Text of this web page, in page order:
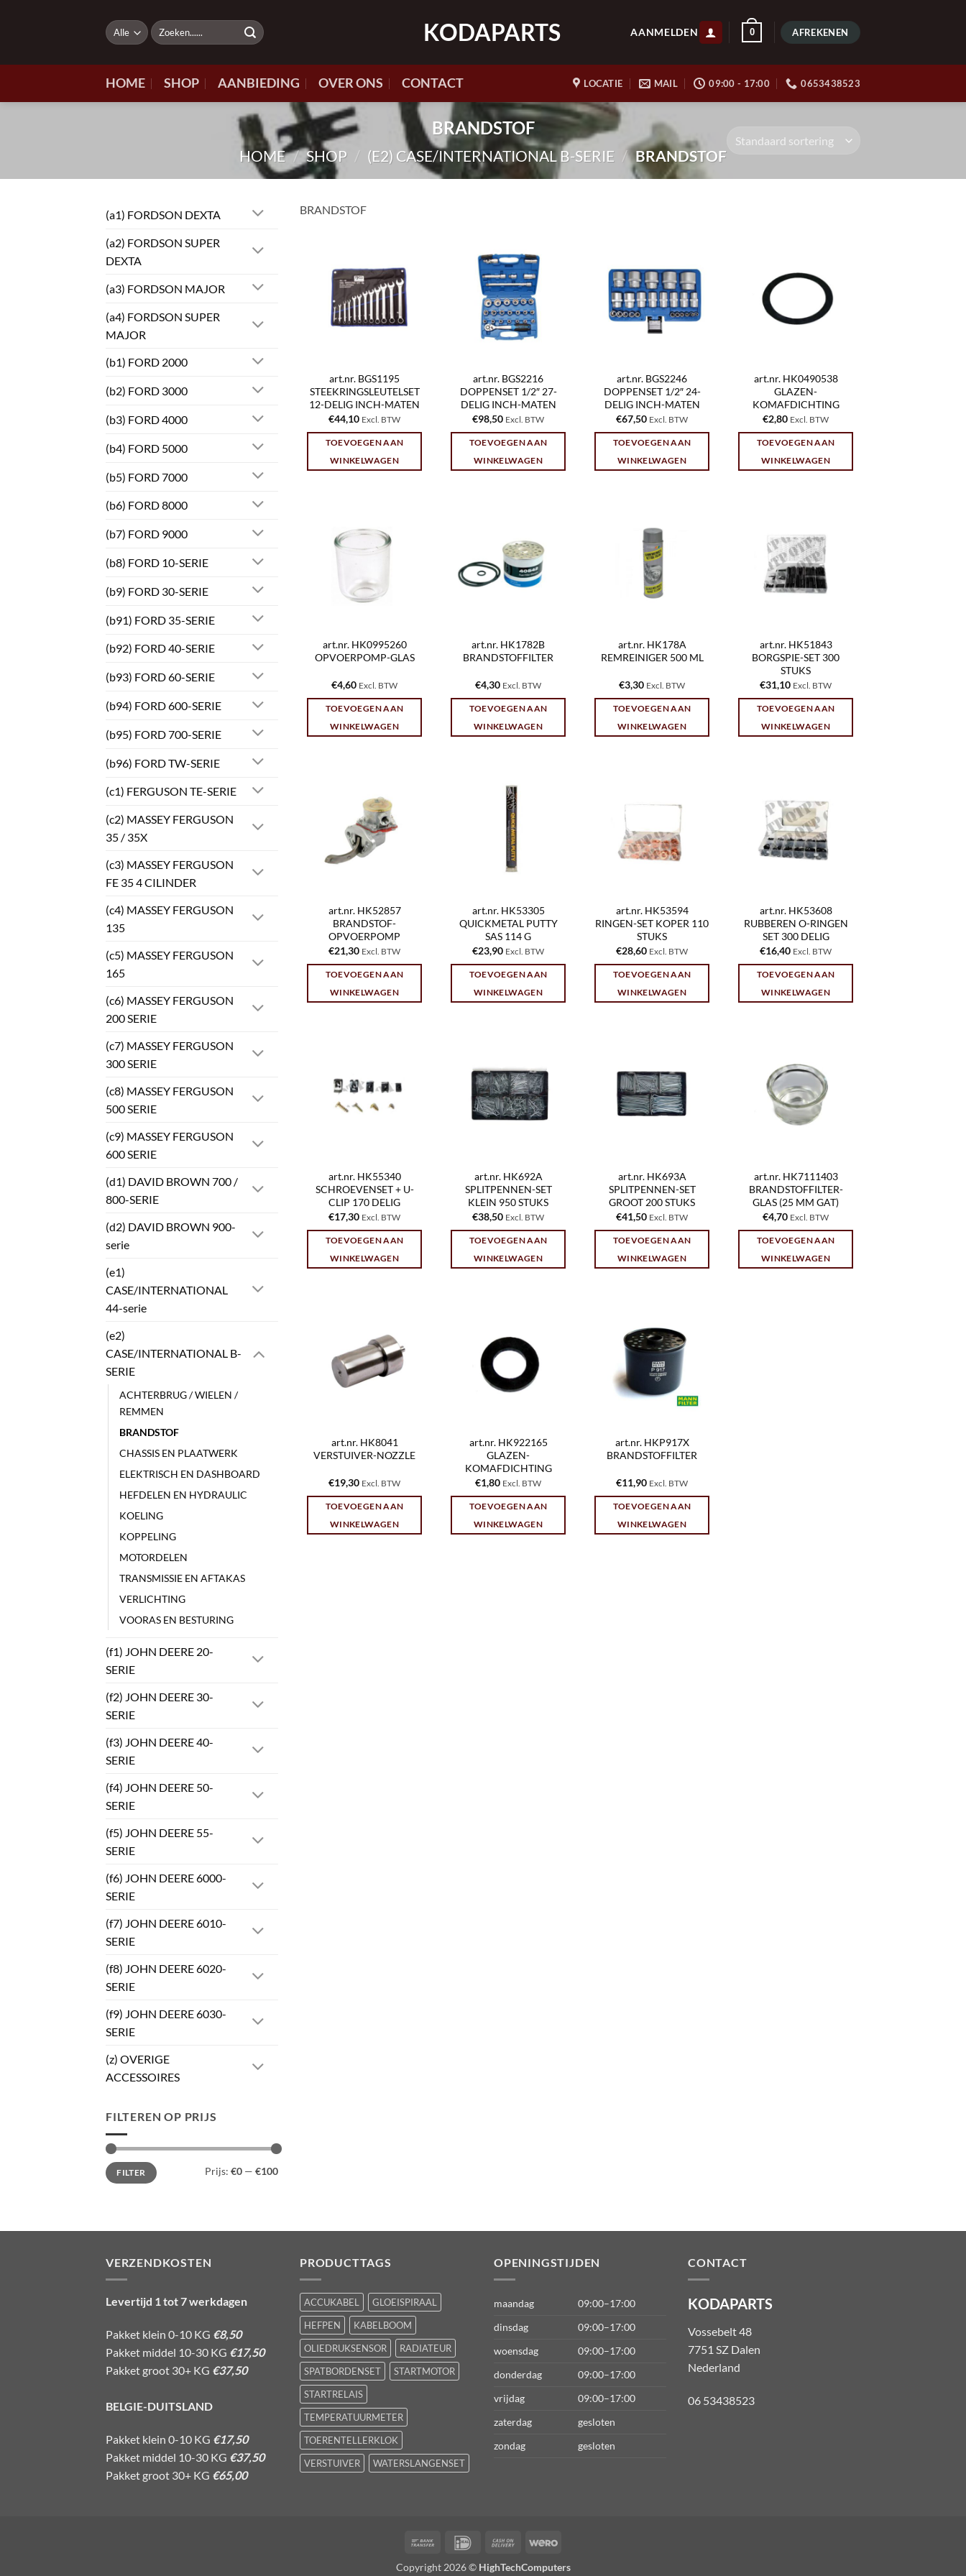
KODAPARTS
Zoeken
naar:
AANMELDEN 0 AFREKENEN
HOME SHOP AANBIEDING OVER ONS CONTACT LOCATIE MAIL 09:00 - 17:00 0653438523
BRANDSTOF
HOME / SHOP / (E2) CASE/INTERNATIONAL B-SERIE / BRANDSTOF
(a1) FORDSON DEXTA
(a2) FORDSON SUPER
DEXTA
(a3) FORDSON MAJOR
(a4) FORDSON SUPER
MAJOR
(b1) FORD 2000
(b2) FORD 3000
(b3) FORD 4000
(b4) FORD 5000
(b5) FORD 7000
(b6) FORD 8000
(b7) FORD 9000
(b8) FORD 10-SERIE
(b9) FORD 30-SERIE
(b91) FORD 35-SERIE
(b92) FORD 40-SERIE
(b93) FORD 60-SERIE
(b94) FORD 600-SERIE
(b95) FORD 700-SERIE
(b96) FORD TW-SERIE
(c1) FERGUSON TE-SERIE
(c2) MASSEY FERGUSON
35 / 35X
(c3) MASSEY FERGUSON
FE 35 4 CILINDER
(c4) MASSEY FERGUSON
135
(c5) MASSEY FERGUSON
165
(c6) MASSEY FERGUSON
200 SERIE
(c7) MASSEY FERGUSON
300 SERIE
(c8) MASSEY FERGUSON
500 SERIE
(c9) MASSEY FERGUSON
600 SERIE
(d1) DAVID BROWN 700 /
800-SERIE
(d2) DAVID BROWN 900-
serie
(e1)
CASE/INTERNATIONAL
44-serie
(e2)
CASE/INTERNATIONAL B-
SERIE
ACHTERBRUG / WIELEN /
REMMEN
BRANDSTOF
CHASSIS EN PLAATWERK
ELEKTRISCH EN DASHBOARD
HEFDELEN EN HYDRAULIC
KOELING
KOPPELING
MOTORDELEN
TRANSMISSIE EN AFTAKAS
VERLICHTING
VOORAS EN BESTURING
(f1) JOHN DEERE 20-
SERIE
(f2) JOHN DEERE 30-
SERIE
(f3) JOHN DEERE 40-
SERIE
(f4) JOHN DEERE 50-
SERIE
(f5) JOHN DEERE 55-
SERIE
(f6) JOHN DEERE 6000-
SERIE
(f7) JOHN DEERE 6010-
SERIE
(f8) JOHN DEERE 6020-
SERIE
(f9) JOHN DEERE 6030-
SERIE
(z) OVERIGE
ACCESSOIRES
FILTEREN OP PRIJS
Min.
prijs
Max.
prijsFILTER Prijs: €0 — €100
BRANDSTOF
art.nr. BGS1195
STEEKRINGSLEUTELSET
12-DELIG INCH-MATEN
€44,10 Excl. BTW
TOEVOEGEN AAN
WINKELWAGEN
art.nr. BGS2216
DOPPENSET 1/2″ 27-
DELIG INCH-MATEN
€98,50 Excl. BTW
TOEVOEGEN AAN
WINKELWAGEN
art.nr. BGS2246
DOPPENSET 1/2″ 24-
DELIG INCH-MATEN
€67,50 Excl. BTW
TOEVOEGEN AAN
WINKELWAGEN
art.nr. HK0490538
GLAZEN-
KOMAFDICHTING
€2,80 Excl. BTW
TOEVOEGEN AAN
WINKELWAGEN
art.nr. HK0995260
OPVOERPOMP-GLAS
€4,60 Excl. BTW
TOEVOEGEN AAN
WINKELWAGEN
art.nr. HK1782B
BRANDSTOFFILTER
€4,30 Excl. BTW
TOEVOEGEN AAN
WINKELWAGEN
art.nr. HK178A
REMREINIGER 500 ML
€3,30 Excl. BTW
TOEVOEGEN AAN
WINKELWAGEN
art.nr. HK51843
BORGSPIE-SET 300
STUKS
€31,10 Excl. BTW
TOEVOEGEN AAN
WINKELWAGEN
art.nr. HK52857
BRANDSTOF-
OPVOERPOMP
€21,30 Excl. BTW
TOEVOEGEN AAN
WINKELWAGEN
art.nr. HK53305
QUICKMETAL PUTTY
SAS 114 G
€23,90 Excl. BTW
TOEVOEGEN AAN
WINKELWAGEN
art.nr. HK53594
RINGEN-SET KOPER 110
STUKS
€28,60 Excl. BTW
TOEVOEGEN AAN
WINKELWAGEN
art.nr. HK53608
RUBBEREN O-RINGEN
SET 300 DELIG
€16,40 Excl. BTW
TOEVOEGEN AAN
WINKELWAGEN
art.nr. HK55340
SCHROEVENSET + U-
CLIP 170 DELIG
€17,30 Excl. BTW
TOEVOEGEN AAN
WINKELWAGEN
art.nr. HK692A
SPLITPENNEN-SET
KLEIN 950 STUKS
€38,50 Excl. BTW
TOEVOEGEN AAN
WINKELWAGEN
art.nr. HK693A
SPLITPENNEN-SET
GROOT 200 STUKS
€41,50 Excl. BTW
TOEVOEGEN AAN
WINKELWAGEN
art.nr. HK7111403
BRANDSTOFFILTER-
GLAS (25 MM GAT)
€4,70 Excl. BTW
TOEVOEGEN AAN
WINKELWAGEN
art.nr. HK8041
VERSTUIVER-NOZZLE
€19,30 Excl. BTW
TOEVOEGEN AAN
WINKELWAGEN
art.nr. HK922165
GLAZEN-
KOMAFDICHTING
€1,80 Excl. BTW
TOEVOEGEN AAN
WINKELWAGEN
art.nr. HKP917X
BRANDSTOFFILTER
€11,90 Excl. BTW
TOEVOEGEN AAN
WINKELWAGEN
VERZENDKOSTEN
Levertijd 1 tot 7 werkdagen
Pakket klein 0-10 KG €8,50
Pakket middel 10-30 KG €17,50
Pakket groot 30+ KG €37,50
BELGIE-DUITSLAND
Pakket klein 0-10 KG €17,50
Pakket middel 10-30 KG €37,50
Pakket groot 30+ KG €65,00
PRODUCTTAGS
ACCUKABEL
GLOEISPIRAAL
HEFPEN
KABELBOOM
OLIEDRUKSENSOR
RADIATEUR
SPATBORDENSET
STARTMOTOR
STARTRELAIS
TEMPERATUURMETER
TOERENTELLERKLOK
VERSTUIVER
WATERSLANGENSET
OPENINGSTIJDEN
maandag
09:00–17:00
dinsdag
09:00–17:00
woensdag
09:00–17:00
donderdag
09:00–17:00
vrijdag
09:00–17:00
zaterdag
gesloten
zondag
gesloten
CONTACT
KODAPARTS
Vossebelt 48
7751 SZ Dalen
Nederland
06 53438523
Bank
IDeal
Cash
Wero
Copyright 2026 © HighTechComputers